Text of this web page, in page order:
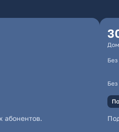
абонентов.